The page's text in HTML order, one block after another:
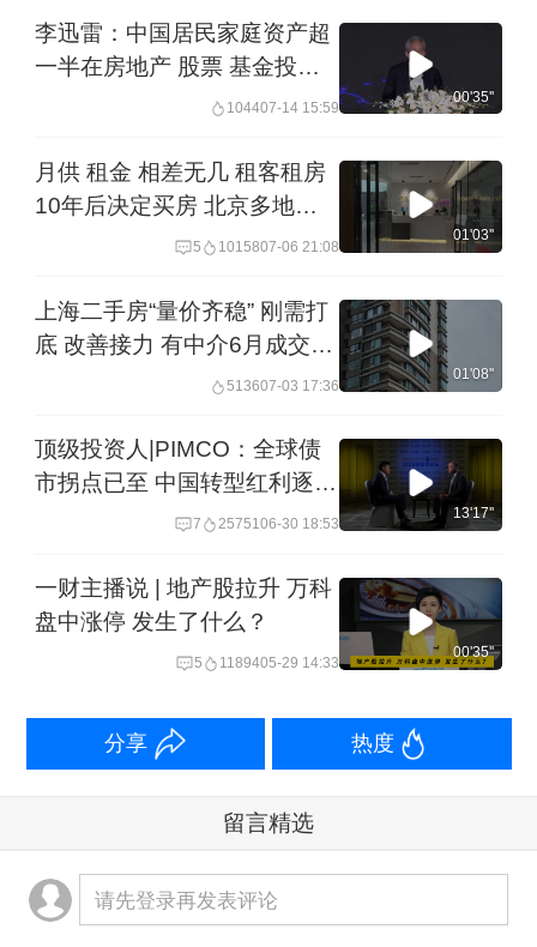
李迅雷：中国居民家庭资产超
一半在房地产 股票 基金投资
104407-14 15:59
00'35''
月供 租金 相差无几 租客租房
10年后决定买房 北京多地月
供接近租金 业内：租转购或进
5 1015807-06 21:08
01'03''
上海二手房“量价齐稳” 刚需打
底 改善接力 有中介6月成交创
近一年新高 业主卖房不需要一
513607-03 17:36
01'08''
顶级投资人|PIMCO：全球债
市拐点已至 中国转型红利逐步
7 2575106-30 18:53
13'17''
一财主播说 | 地产股拉升 万科
盘中涨停 发生了什么？
5 1189405-29 14:33
00'35''
分享 热度
留言精选
请先登录再发表评论